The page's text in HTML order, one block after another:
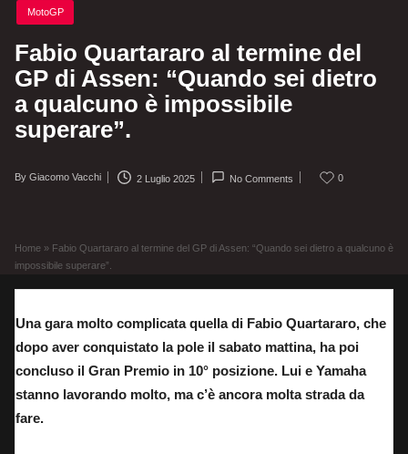
Posted
in
MotoGP
Fabio Quartararo al termine del
GP di Assen: “Quando sei dietro
a qualcuno è impossibile
superare”.
Posted
By Giacomo Vacchi 2 Luglio 2025 No Comments 0
Home » Fabio Quartararo al termine del GP di Assen: “Quando sei dietro a qualcuno è
impossibile superare”.
Una gara molto complicata quella di Fabio Quartararo, che
dopo aver conquistato la pole il sabato mattina, ha poi
concluso il Gran Premio in 10° posizione. Lui e Yamaha
stanno lavorando molto, ma c’è ancora molta strada da
fare.